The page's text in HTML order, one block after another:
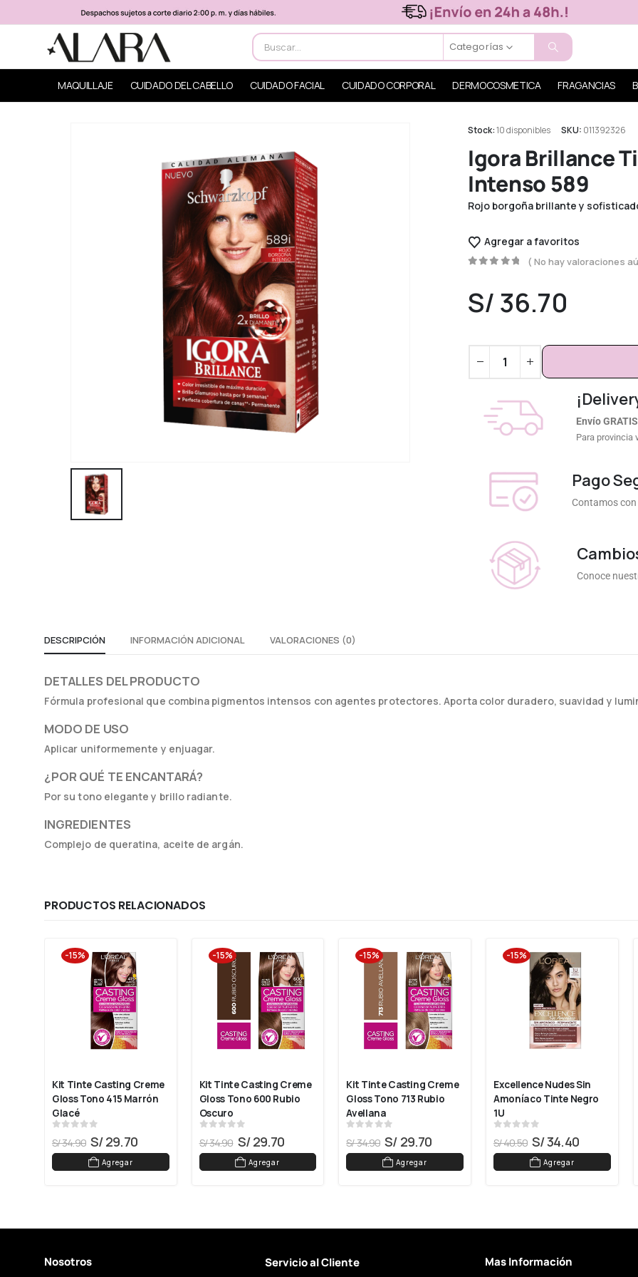
Categorías
MAQUILLAJE CUIDADO DEL CABELLO CUIDADO FACIAL CUIDADO CORPORAL DERMOCOSMETICA FRAGANCIAS
Stock:10 disponibles SKU: 011392326
Igora Brillance
Intenso 589
Rojo borgoña brillante y
Agregar a favoritos
( No hay valoraciones
S/ 36.70
Envío
Para provincia
Pago
Contamos
Conoce
DESCRIPCIÓN INFORMACIÓN ADICIONAL VALORACIONES (0)
DETALLES DEL PRODUCTO
Fórmula profesional que combina pigmentos intensos con agentes protectores. Aporta color duradero, suavidad y
MODO DE USO
Aplicar uniformemente y enjuagar.
¿POR QUÉ TE ENCANTARÁ?
Por su tono elegante y brillo radiante.
INGREDIENTES
Complejo de queratina, aceite de argán.
PRODUCTOS RELACIONADOS
-15%
Kit Tinte Casting Creme
Gloss Tono 415 Marrón
Glacé
S/34.90 S/29.70
Agregar
-15%
Kit Tinte Casting Creme
Gloss Tono 600 Rubio
Oscuro
S/34.90 S/29.70
Agregar
-15%
Kit Tinte Casting Creme
Gloss Tono 713 Rubio
Avellana
S/34.90 S/ 29.70
Agregar
-15%
Excellence Nudes Sin
Amoníaco Tinte Negro
1U
S/40.50 S/34.40
Agregar
Nosotros Servicio al Cliente Mas Información